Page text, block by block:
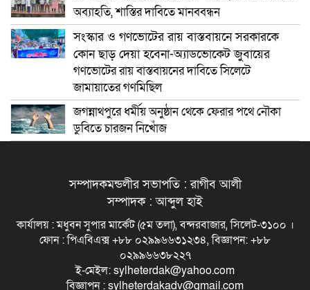
অব্যাহতি, শাস্তির দাবিতে মানববন্ধন
সংস্কার ও গণভোটের রায় বাস্তবায়নে সরকারকে
কোন ছাড় দেয়া হবেনা-অ্যাডভোকেট জুবায়ের
গণভোটের রায় বাস্তবায়নের দাবিতে সিলেটে
জামায়াতের গণমিছিল
জগন্নাথপুরে ধর্মীয় অনুষ্ঠান থেকে ফেরার পথে নৌকা
ডুবিতে চারজন নিখোঁজ
সম্পাদকমন্ডলীর সভাপতি : রাগীব আলী
সম্পাদক : আব্দুল হাই
কার্যালয় : মধুবন সুপার মার্কেট (৫ম তলা), বন্দরবাজার, সিলেট-৩১০০ ।
ফোন : পিএবিএক্স +৮৮ ০২৯৯৬৬৩১২৩৪, বিজ্ঞাপন: +৮৮
০২৯৯৬৬৩৮২২৭
ই-মেইল: sylheterdak@yahoo.com
বিজ্ঞাপন : sylheterdakadv@gmail.com